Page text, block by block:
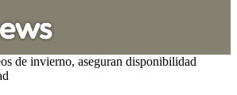
de invierno, aseguran disponibilidad